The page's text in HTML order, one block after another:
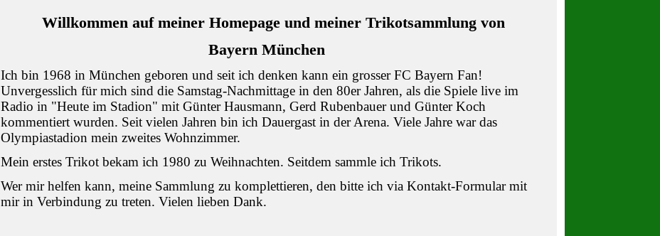
Willkommen auf meiner Homepage und meiner Trikotsammlung von
Bayern München
Ich bin 1968 in München geboren und seit ich denken kann ein grosser FC Bayern Fan!
Unvergesslich für mich sind die Samstag-Nachmittage in den 80er Jahren, als die Spiele live im
Radio in "Heute im Stadion" mit Günter Hausmann, Gerd Rubenbauer und Günter Koch
kommentiert wurden. Seit vielen Jahren bin ich Dauergast in der Arena. Viele Jahre war das
Olympiastadion mein zweites Wohnzimmer.
Mein erstes Trikot bekam ich 1980 zu Weihnachten. Seitdem sammle ich Trikots.
Wer mir helfen kann, meine Sammlung zu komplettieren, den bitte ich via Kontakt-Formular mit
mir in Verbindung zu treten. Vielen lieben Dank.